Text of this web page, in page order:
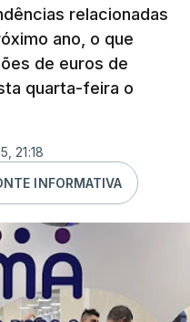
relacionadas
ano, o que
de euros de
quarta-feira o
21:18
INFORMATIVA